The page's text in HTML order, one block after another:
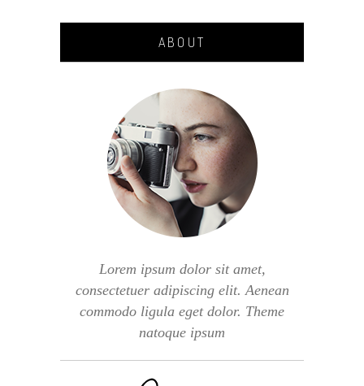
ABOUT
Lorem ipsum dolor sit amet,
consectetuer adipiscing elit. Aenean
commodo ligula eget dolor. Theme
natoque ipsum